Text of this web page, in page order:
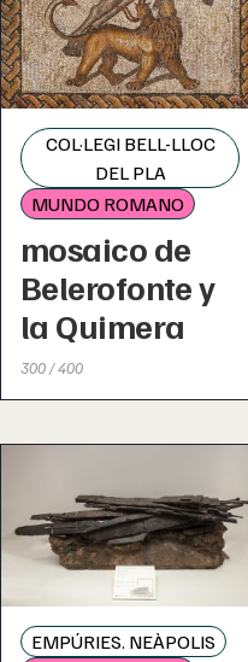
COL·LEGI BELL-LLOC
DEL PLA
MUNDO ROMANO
mosaico de
Belerofonte y
la Quimera
300 / 400
EMPÚRIES. NEÀPOLIS